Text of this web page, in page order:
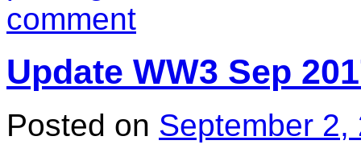
comment
Update WW3 Sep
Posted on September 2,